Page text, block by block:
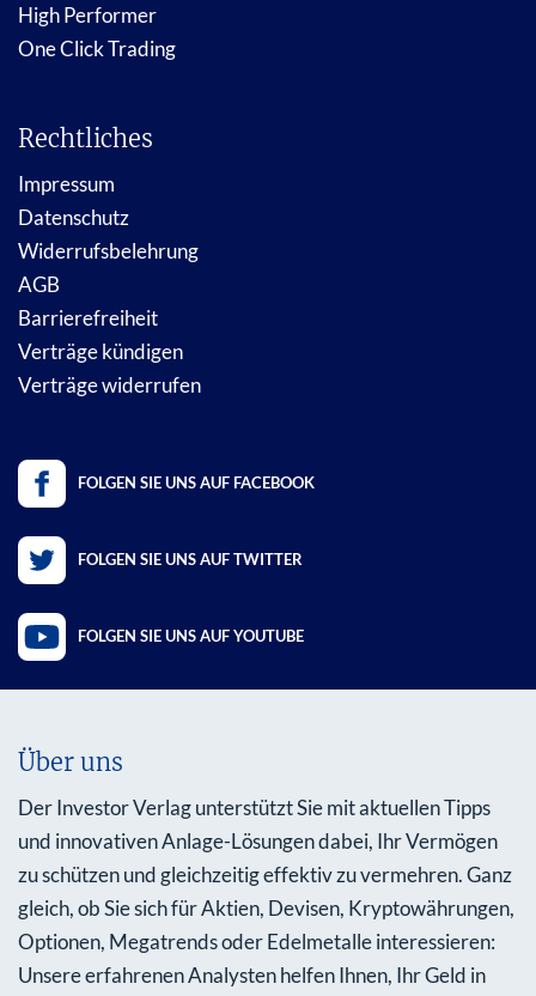
High Performer
One Click Trading
Rechtliches
Impressum
Datenschutz
Widerrufsbelehrung
AGB
Barrierefreiheit
Verträge kündigen
Verträge widerrufen
FOLGEN SIE UNS AUF FACEBOOK
FOLGEN SIE UNS AUF TWITTER
FOLGEN SIE UNS AUF YOUTUBE
Über uns
Der Investor Verlag unterstützt Sie mit aktuellen Tipps
und innovativen Anlage-Lösungen dabei, Ihr Vermögen
zu schützen und gleichzeitig effektiv zu vermehren. Ganz
gleich, ob Sie sich für Aktien, Devisen, Kryptowährungen,
Optionen, Megatrends oder Edelmetalle interessieren:
Unsere erfahrenen Analysten helfen Ihnen, Ihr Geld in